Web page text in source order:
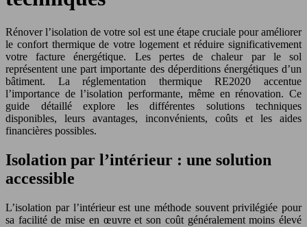
Rénover l’isolation de votre sol est une étape cruciale pour améliorer
le confort thermique de votre logement et réduire significativement
votre facture énergétique. Les pertes de chaleur par le sol
représentent une part importante des déperditions énergétiques d’un
bâtiment. La réglementation thermique RE2020 accentue
l’importance de l’isolation performante, même en rénovation. Ce
guide détaillé explore les différentes solutions techniques
disponibles, leurs avantages, inconvénients, coûts et les aides
financières possibles.
Isolation par l’intérieur : une solution
accessible
L’isolation par l’intérieur est une méthode souvent privilégiée pour
sa facilité de mise en œuvre et son coût généralement moins élevé